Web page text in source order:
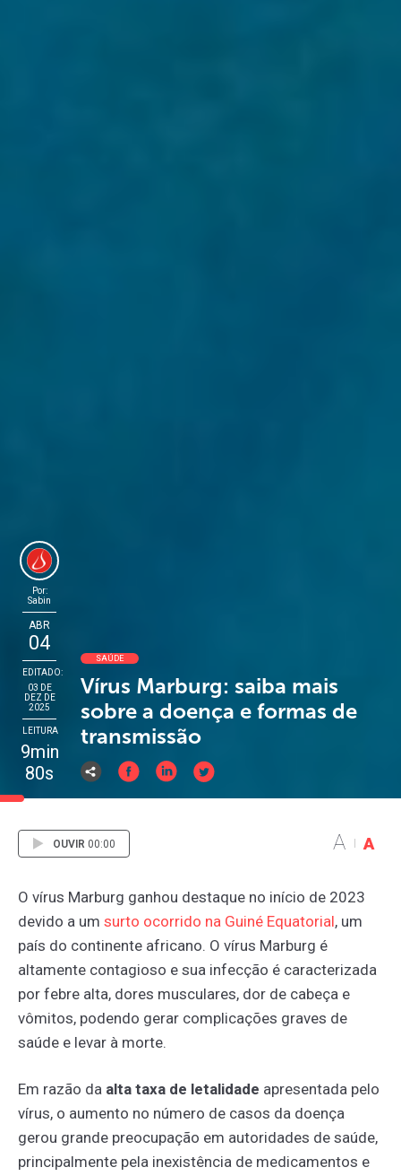
SAÚDE
Vírus Marburg: saiba mais
sobre a doença e formas de
transmissão
Por:
Sabin
ABR
04
EDITADO:
03 DE
DEZ DE
2025
LEITURA
9min
80s
OUVIR 00:00 A A
O vírus Marburg ganhou destaque no início de 2023
devido a um surto ocorrido na Guiné Equatorial, um
país do continente africano. O vírus Marburg é
altamente contagioso e sua infecção é caracterizada
por febre alta, dores musculares, dor de cabeça e
vômitos, podendo gerar complicações graves de
saúde e levar à morte.
Em razão da alta taxa de letalidade apresentada pelo
vírus, o aumento no número de casos da doença
gerou grande preocupação em autoridades de saúde,
principalmente pela inexistência de medicamentos e